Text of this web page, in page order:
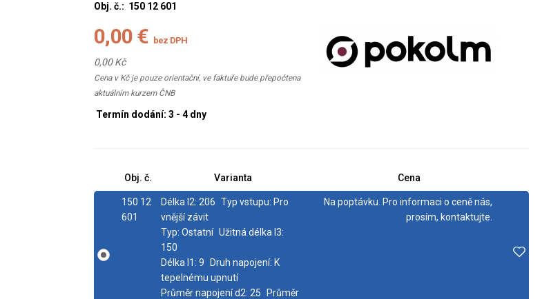
Obj. č.: 150 12 601
0,00 € bez DPH
0,00 Kč
Cena v Kč je pouze orientační, ve faktuře bude přepočtena
aktuálním kurzem ČNB
Termín dodání: 3 - 4 dny
Obj. č. Varianta Cena
150 12
601
Délka l2: 206 Typ vstupu: Pro
vnější závit
Typ: Ostatní Užitná délka l3:
150
Délka l1: 9 Druh napojení: K
tepelnému upnutí
Průměr napojení d2: 25
Průměr
Na poptávku. Pro informaci o ceně nás,
prosím, kontaktujte.